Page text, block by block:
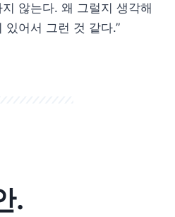
않는다. 왜 그럴지 생각해
있어서 그런 것 같다.”
.